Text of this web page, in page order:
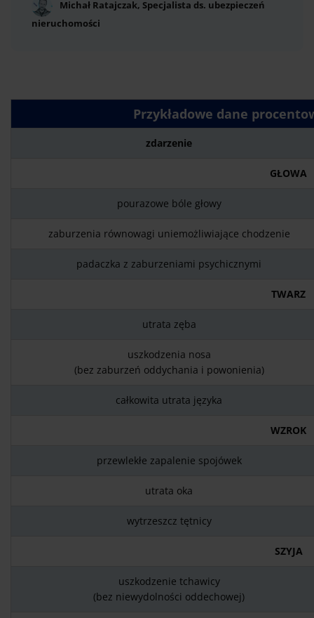
Michał Ratajczak, Specjalista ds. ubezpieczeń
nieruchomości
Przykładowe dane
zdarzenie
GŁOWA
pourazowe bóle głowy
zaburzenia równowagi uniemożliwiające chodzenie
padaczka z zaburzeniami psychicznymi
TWARZ
utrata zęba
uszkodzenia nosa
(bez zaburzeń oddychania i powonienia)
całkowita utrata języka
WZROK
przewlekłe zapalenie spojówek
utrata oka
wytrzeszcz tętnicy
SZYJA
uszkodzenie tchawicy
(bez niewydolności oddechowej)